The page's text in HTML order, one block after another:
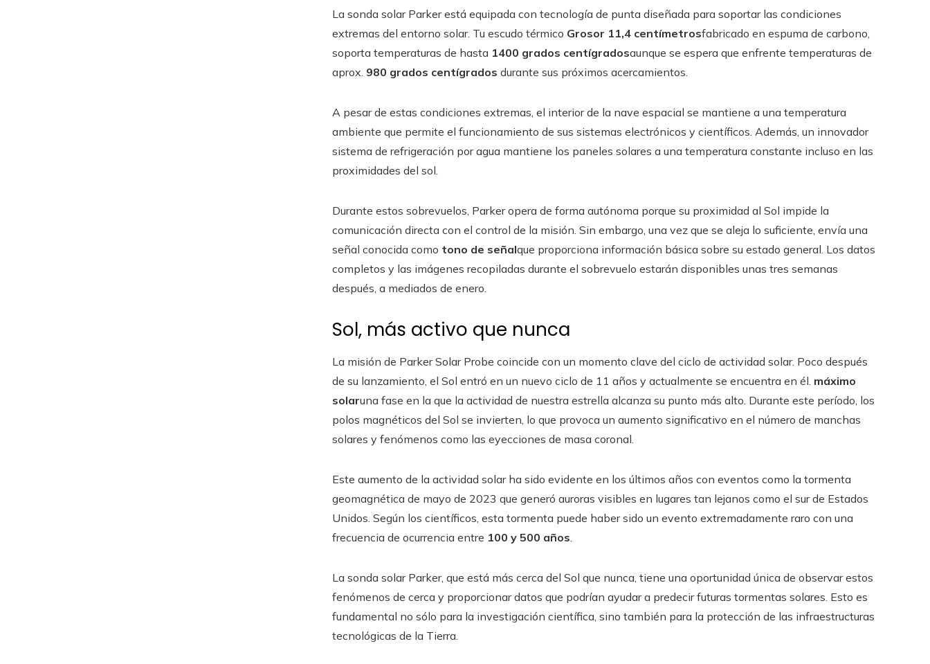
La sonda solar Parker está equipada con tecnología de punta diseñada para soportar las condiciones
extremas del entorno solar. Tu escudo térmico Grosor 11,4 centímetrosfabricado en espuma de carbono,
soporta temperaturas de hasta 1400 grados centígradosaunque se espera que enfrente temperaturas de
aprox. 980 grados centígrados durante sus próximos acercamientos.
A pesar de estas condiciones extremas, el interior de la nave espacial se mantiene a una temperatura
ambiente que permite el funcionamiento de sus sistemas electrónicos y científicos. Además, un innovador
sistema de refrigeración por agua mantiene los paneles solares a una temperatura constante incluso en las
proximidades del sol.
Durante estos sobrevuelos, Parker opera de forma autónoma porque su proximidad al Sol impide la
comunicación directa con el control de la misión. Sin embargo, una vez que se aleja lo suficiente, envía una
señal conocida como tono de señalque proporciona información básica sobre su estado general. Los datos
completos y las imágenes recopiladas durante el sobrevuelo estarán disponibles unas tres semanas
después, a mediados de enero.
Sol, más activo que nunca
La misión de Parker Solar Probe coincide con un momento clave del ciclo de actividad solar. Poco después
de su lanzamiento, el Sol entró en un nuevo ciclo de 11 años y actualmente se encuentra en él. máximo
solaruna fase en la que la actividad de nuestra estrella alcanza su punto más alto. Durante este período, los
polos magnéticos del Sol se invierten, lo que provoca un aumento significativo en el número de manchas
solares y fenómenos como las eyecciones de masa coronal.
Este aumento de la actividad solar ha sido evidente en los últimos años con eventos como la tormenta
geomagnética de mayo de 2023 que generó auroras visibles en lugares tan lejanos como el sur de Estados
Unidos. Según los científicos, esta tormenta puede haber sido un evento extremadamente raro con una
frecuencia de ocurrencia entre 100 y 500 años.
La sonda solar Parker, que está más cerca del Sol que nunca, tiene una oportunidad única de observar estos
fenómenos de cerca y proporcionar datos que podrían ayudar a predecir futuras tormentas solares. Esto es
fundamental no sólo para la investigación científica, sino también para la protección de las infraestructuras
tecnológicas de la Tierra.